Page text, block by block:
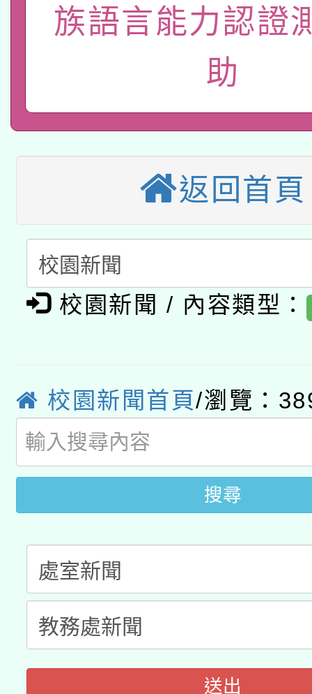
業技術研究院辦理「
用水績優單位及節水達
115年8月22日(星期六
桃園市孔廟祈福系列
開 智慧啟航」
2026年桃園地景藝術
本校115學年度第2次
招)
適應運動共學行動站研
本館辦理115年度閱讀
暨閱讀推動專業研習
科技賦能─人工智慧
礎課程
A3數位素養講師名單
「數位內容與教學軟體
pilot」
有關大陸委員會函釋公
轉知經濟部水利署委託
用水績優單位及節水達
動」
桃園市孔廟祈福系列
開 智慧啟航」
2026年桃園地景藝術
族語言能力認證
助
返回首頁
校園新聞 / 內容類型：
校園新聞首頁/瀏覽：
搜尋
送出